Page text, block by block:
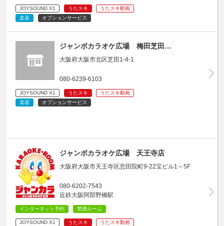
JOYSOUND X1 うたスキ
うたスキ動画
楽器
オプションサービス
ジャンボカラオケ広場 梅田芝田…
大阪府大阪市北区芝田1-4-1
080-6239-6103
JOYSOUND X1 うたスキ
うたスキ動画
楽器
オプションサービス
ジャンボカラオケ広場 天王寺店
大阪府大阪市天王寺区悲田院町9-22宝ビル1～5F
080-6202-7543
近鉄大阪阿部野橋駅
インターネット予約 禁煙ルーム
JOYSOUND X1 うたスキ
うたスキ動画